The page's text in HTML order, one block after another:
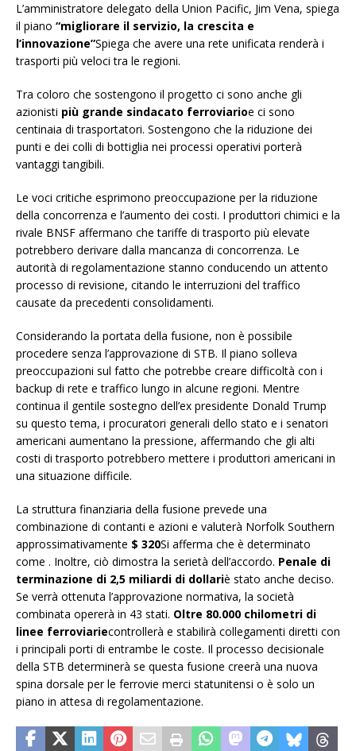
L’amministratore delegato della Union Pacific, Jim Vena, spiega
il piano “migliorare il servizio, la crescita e
l’innovazione”Spiega che avere una rete unificata renderà i
trasporti più veloci tra le regioni.
Tra coloro che sostengono il progetto ci sono anche gli
azionisti più grande sindacato ferroviarioe ci sono
centinaia di trasportatori. Sostengono che la riduzione dei
punti e dei colli di bottiglia nei processi operativi porterà
vantaggi tangibili.
Le voci critiche esprimono preoccupazione per la riduzione
della concorrenza e l’aumento dei costi. I produttori chimici e la
rivale BNSF affermano che tariffe di trasporto più elevate
potrebbero derivare dalla mancanza di concorrenza. Le
autorità di regolamentazione stanno conducendo un attento
processo di revisione, citando le interruzioni del traffico
causate da precedenti consolidamenti.
Considerando la portata della fusione, non è possibile
procedere senza l’approvazione di STB. Il piano solleva
preoccupazioni sul fatto che potrebbe creare difficoltà con i
backup di rete e traffico lungo in alcune regioni. Mentre
continua il gentile sostegno dell’ex presidente Donald Trump
su questo tema, i procuratori generali dello stato e i senatori
americani aumentano la pressione, affermando che gli alti
costi di trasporto potrebbero mettere i produttori americani in
una situazione difficile.
La struttura finanziaria della fusione prevede una
combinazione di contanti e azioni e valuterà Norfolk Southern
approssimativamente $ 320Si afferma che è determinato
come . Inoltre, ciò dimostra la serietà dell’accordo. Penale di
terminazione di 2,5 miliardi di dollariè stato anche deciso.
Se verrà ottenuta l’approvazione normativa, la società
combinata opererà in 43 stati. Oltre 80.000 chilometri di
linee ferroviariecontrollerà e stabilirà collegamenti diretti con
i principali porti di entrambe le coste. Il processo decisionale
della STB determinerà se questa fusione creerà una nuova
spina dorsale per le ferrovie merci statunitensi o è solo un
piano in attesa di regolamentazione.